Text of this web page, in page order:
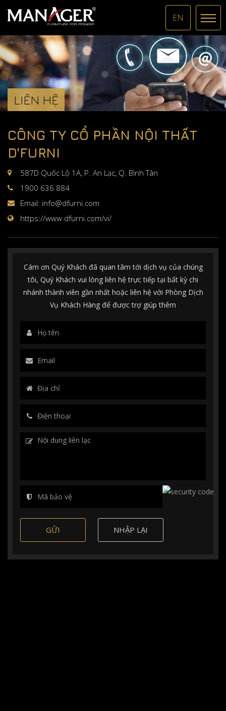
EN
LIÊN HỆ
CÔNG TY CỔ PHẦN NỘI THẤT
D'FURNI
587D Quốc Lộ 1A, P. An Lạc, Q. Bình Tân
1900 636 884
Email: info@dfurni.com
https://www.dfurni.com/vi/
Cám ơn Quý Khách đã quan tâm tới dịch vụ của chúng
tôi, Quý Khách vui lòng liên hệ trực tiếp tại bất kỳ chi
nhánh thành viên gần nhất hoặc liên hệ với Phòng Dịch
Vụ Khách Hàng để được trợ giúp thêm
GỬI NHẬP LẠI